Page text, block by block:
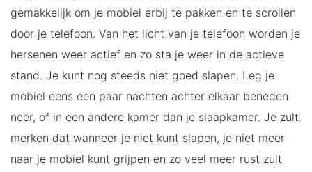
gemakkelijk om je mobiel erbij te pakken en te scrollen
door je telefoon. Van het licht van je telefoon worden je
hersenen weer actief en zo sta je weer in de actieve
stand. Je kunt nog steeds niet goed slapen. Leg je
mobiel eens een paar nachten achter elkaar beneden
neer, of in een andere kamer dan je slaapkamer. Je zult
merken dat wanneer je niet kunt slapen, je niet meer
naar je mobiel kunt grijpen en zo veel meer rust zult